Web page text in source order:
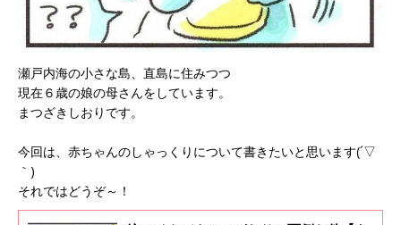
瀬戸内海の小さな島、直島に住みつつ
現在６歳の娘の母さんをしています。
まつざきしおりです。
今回は、赤ちゃんのしゃっくりについて書きたいと思います(´▽
｀)
それではどうぞ～！